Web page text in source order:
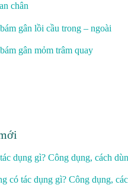
chân
gân lồi cầu trong – ngoài
gân mỏm trâm quay
dụng gì? Công dụng, cách
có tác dụng gì? Công dụng,